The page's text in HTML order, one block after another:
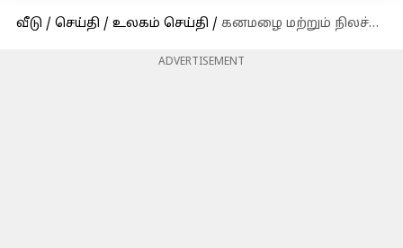
வீடு / செய்தி / உலகம் செய்தி / கனமழை மற்றும் நிலச்சரிவால் நேபாளத்தில் 51 பேர் பலி; மீட்புப் பணிகள் தீவிரம்
ADVERTISEMENT